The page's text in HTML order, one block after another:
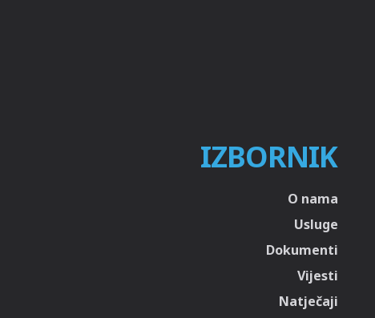
IZBORNIK
O nama
Usluge
Dokumenti
Vijesti
Natječaji